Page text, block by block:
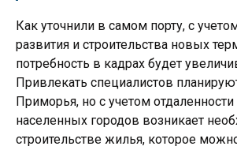
Как уточнили в самом порту, с
развития и строительства новых
потребность в кадрах будет
Привлекать специалистов
Приморья, но с учетом отдаленности
населенных городов возникает
строительстве жилья, которое